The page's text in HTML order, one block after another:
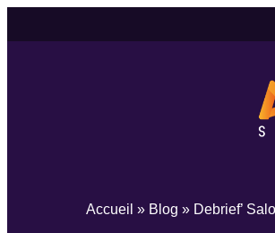
Accueil » Blog » Debrief’